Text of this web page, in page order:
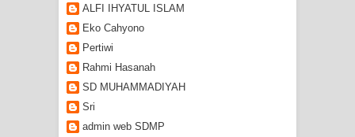
ALFI IHYATUL ISLAM
Eko Cahyono
Pertiwi
Rahmi Hasanah
SD MUHAMMADIYAH
Sri
admin web SDMP